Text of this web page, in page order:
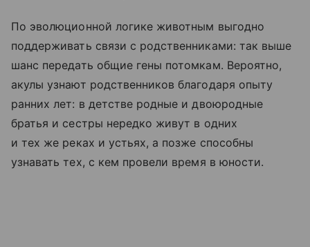
По эволюционной логике животным выгодно
поддерживать связи с родственниками: так выше
шанс передать общие гены потомкам. Вероятно,
акулы узнают родственников благодаря опыту
ранних лет: в детстве родные и двоюродные
братья и сестры нередко живут в одних
и тех же реках и устьях, а позже способны
узнавать тех, с кем провели время в юности.